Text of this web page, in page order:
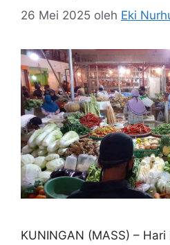
26 Mei 2025 oleh Eki
KUNINGAN (MASS) – Hari